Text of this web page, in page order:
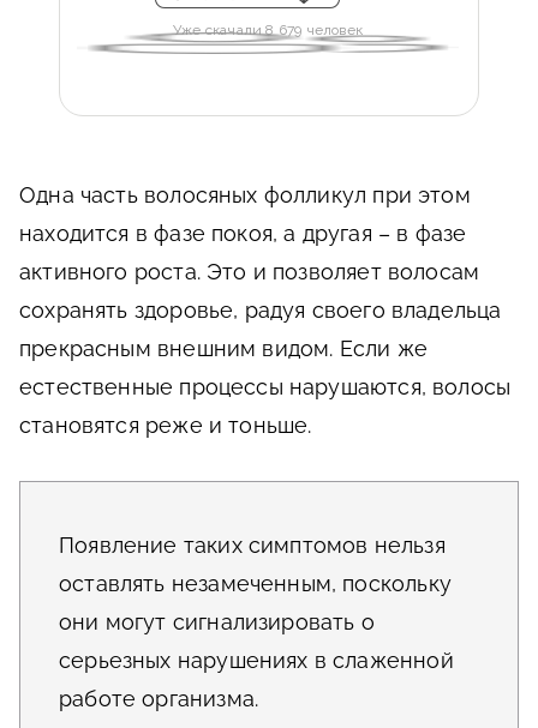
Уже скачали 8 679 человек
Одна часть волосяных фолликул при этом
находится в фазе покоя, а другая – в фазе
активного роста. Это и позволяет волосам
сохранять здоровье, радуя своего владельца
прекрасным внешним видом. Если же
естественные процессы нарушаются, волосы
становятся реже и тоньше.
Появление таких симптомов нельзя
оставлять незамеченным, поскольку
они могут сигнализировать о
серьезных нарушениях в слаженной
работе организма.